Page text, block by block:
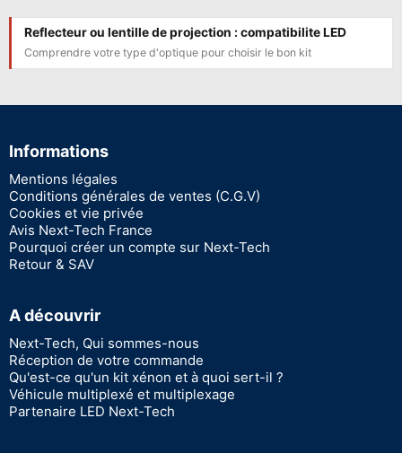
Reflecteur ou lentille de projection : compatibilite LED
Comprendre votre type d'optique pour choisir le bon kit
Informations
Mentions légales
Conditions générales de ventes (C.G.V)
Cookies et vie privée
Avis Next-Tech France
Pourquoi créer un compte sur Next-Tech
Retour & SAV
A découvrir
Next-Tech, Qui sommes-nous
Réception de votre commande
Qu'est-ce qu'un kit xénon et à quoi sert-il ?
Véhicule multiplexé et multiplexage
Partenaire LED Next-Tech